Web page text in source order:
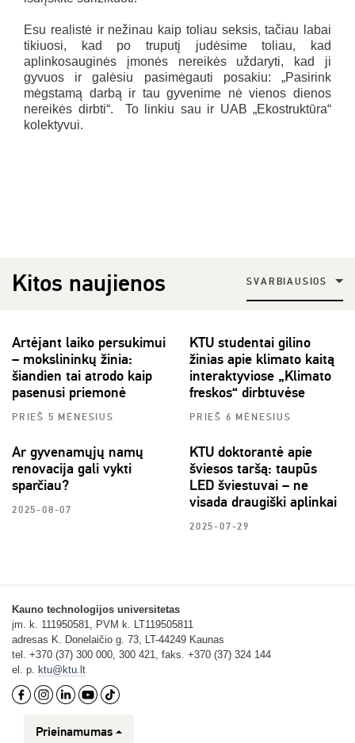
Esu realistė ir nežinau kaip toliau seksis, tačiau labai
tikiuosi, kad po truputį judėsime toliau, kad
aplinkosauginės įmonės nereikės uždaryti, kad ji
gyvuos ir galėsiu pasimėgauti posakiu: „Pasirink
mėgstamą darbą ir tau gyvenime nė vienos dienos
nereikės dirbti“. To linkiu sau ir UAB „Ekostruktūra“
kolektyvui.
Kitos naujienos SVARBIAUSIOS
Artėjant laiko persukimui
– mokslininkų žinia:
šiandien tai atrodo kaip
pasenusi priemonė
PRIEŠ 5 MĖNESIUS
KTU studentai gilino
žinias apie klimato kaitą
interaktyviose „Klimato
freskos“ dirbtuvėse
PRIEŠ 6 MĖNESIUS
Ar gyvenamųjų namų
renovacija gali vykti
sparčiau?
2025-08-07
KTU doktorantė apie
šviesos taršą: taupūs
LED šviestuvai – ne
visada draugiški aplinkai
2025-07-29
Kauno technologijos universitetas
įm. k. 111950581, PVM k. LT119505811
adresas K. Donelaičio g. 73, LT-44249 Kaunas
tel. +370 (37) 300 000, 300 421, faks. +370 (37) 324 144
el. p. ktu@ktu.lt
Prieinamumas